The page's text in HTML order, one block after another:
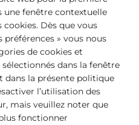
une fenêtre contextuelle
Dès que vous
préférences » vous nous
de cookies et
sélectionnés dans la fenêtre
la présente politique
l’utilisation des
mais veuillez noter que
fonctionner